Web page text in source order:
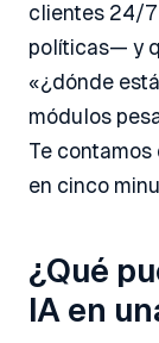
clientes 24/
políticas— y
«¿dónde
módulos
Te contamos
en cinco
¿Qué
IA en